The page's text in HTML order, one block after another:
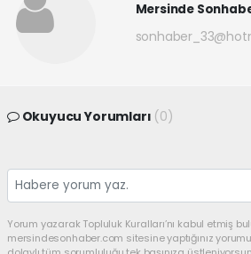
Mersinde
Okuyucu Yorumları (0)
Yorum yazarak Topluluk Kuralları’nı kabul etmiş
mersindesonhaber.com sitesine yaptığınız